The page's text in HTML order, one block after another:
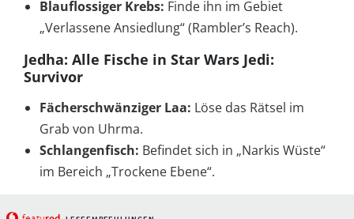
Blauflossiger Krebs: Finde ihn im Gebiet
„Verlassene Ansiedlung“ (Rambler’s Reach).
Jedha: Alle Fische in Star Wars Jedi:
Survivor
Fächerschwänziger Laa: Löse das Rätsel im
Grab von Uhrma.
Schlangenfisch: Befindet sich in „Narkis Wüste“
im Bereich „Trockene Ebene“.